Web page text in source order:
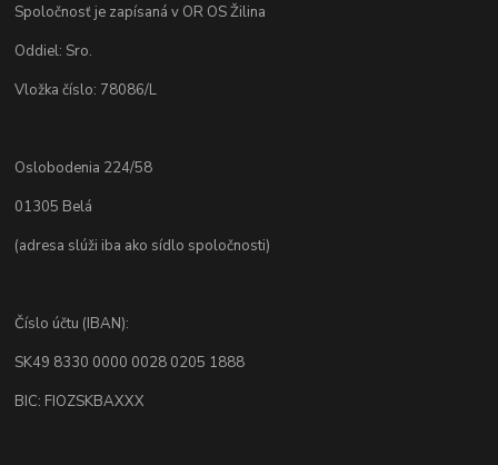
Spoločnosť je zapísaná v OR OS Žilina
Oddiel: Sro.
Vložka číslo: 78086/L
Oslobodenia 224/58
01305 Belá
(adresa slúži iba ako sídlo spoločnosti)
Číslo účtu (IBAN):
SK49 8330 0000 0028 0205 1888
BIC: FIOZSKBAXXX